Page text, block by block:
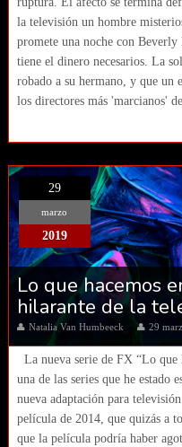
la televisión un hombre
promete una noche con
tiene el dinero necesarios. La
robado a su hermano, y que un
los directores más 'marcianos'
29
marzo
2019
Lo que hacemos
hilarante de la
Natalia Van Humbeeck 29
La nueva serie de FX “Lo que
una de las series que he estado
nueva adaptación para
película de 2014, que quizás a
que la película podría haber